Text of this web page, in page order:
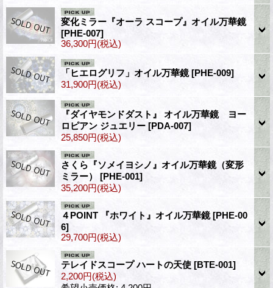
変化ミラー『オーラ スコープ』オイル万華鏡
[PHE-007]
36,300円(税込)
「ヒエログリフ」オイル万華鏡[PHE-009]
31,900円(税込)
『ダイヤモンドダスト』 オイル万華鏡 ヨー
ロピアン ジュエリー [PDA-007]
25,850円(税込)
さくら『ソメイヨシノ』オイル万華鏡（変形
ミラー） [PHE-001]
35,200円(税込)
４POINT 『ホワイト』オイル万華鏡[PHE-00
6]
29,700円(税込)
テレイドスコープ ハートの天使 [BTE-001]
2,200円(税込)